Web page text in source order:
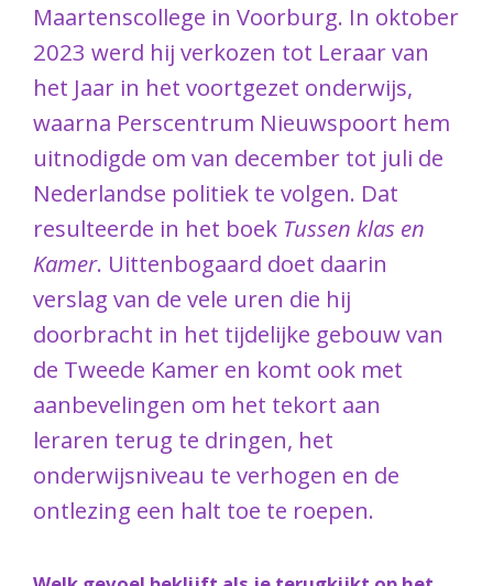
Maartenscollege in Voorburg. In oktober
2023 werd hij verkozen tot Leraar van
het Jaar in het voortgezet onderwijs,
waarna Perscentrum Nieuwspoort hem
uitnodigde om van december tot juli de
Nederlandse politiek te volgen. Dat
resulteerde in het boek Tussen klas en
Kamer. Uittenbogaard doet daarin
verslag van de vele uren die hij
doorbracht in het tijdelijke gebouw van
de Tweede Kamer en komt ook met
aanbevelingen om het tekort aan
leraren terug te dringen, het
onderwijsniveau te verhogen en de
ontlezing een halt toe te roepen.